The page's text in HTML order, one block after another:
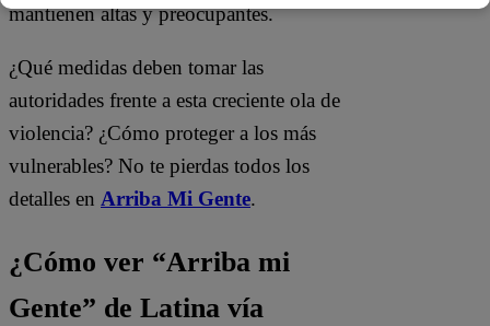
mantienen altas y preocupantes.
¿Qué medidas deben tomar las
autoridades frente a esta creciente ola de
violencia? ¿Cómo proteger a los más
vulnerables? No te pierdas todos los
detalles en Arriba Mi Gente.
¿Cómo ver “Arriba mi
Gente” de Latina vía